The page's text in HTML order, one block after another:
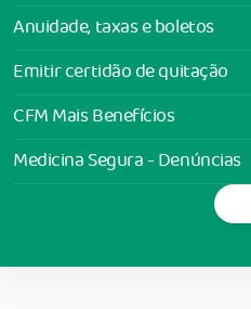
Anuidade, taxas e boletos
Emitir certidão de quitação
CFM Mais Benefícios
Medicina Segura - Denúncias